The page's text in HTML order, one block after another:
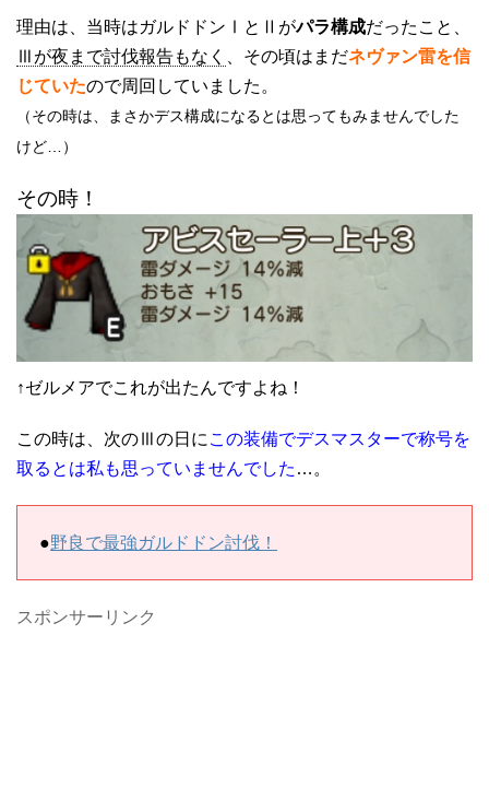
理由は、当時はガルドドンⅠとⅡがパラ構成だったこと、
Ⅲが夜まで討伐報告もなく
、その頃はまだネヴァン雷を信
じていたので周回していました。
（その時は、まさかデス構成になるとは思ってもみませんでした
けど…）
その時！
↑ゼルメアでこれが出たんですよね！
この時は、次のⅢの日に この装備でデスマスターで称号を
取るとは私も思っていませんでした …。
●野良で最強ガルドドン討伐！
スポンサーリンク